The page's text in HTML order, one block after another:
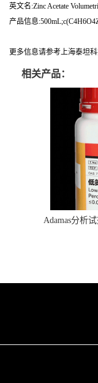
英文名:Zinc Acetate
产品信息
更多信息请参考上海泰坦
相关产品：
Adamas分析